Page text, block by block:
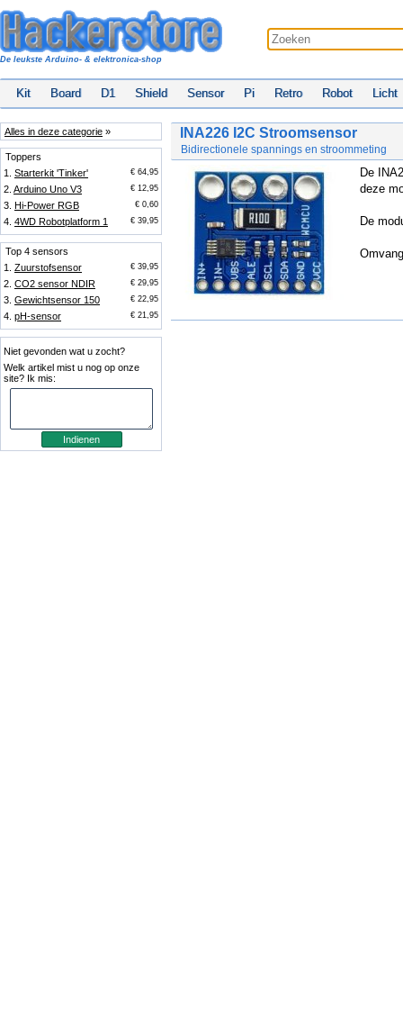
De leukste Arduino- & elektronica-shop
Kit Board D1 Shield Sensor Pi Retro Robot Licht
Alles in deze categorie »
Toppers
1. Starterkit 'Tinker' € 64,95
2. Arduino Uno V3 € 12,95
3. Hi-Power RGB € 0,60
4. 4WD Robotplatform 1 € 39,95
Top 4 sensors
1. Zuurstofsensor € 39,95
2. CO2 sensor NDIR € 29,95
3. Gewichtsensor 150 € 22,95
4. pH-sensor € 21,95
Niet gevonden wat u zocht?
Welk artikel mist u nog op onze
site? Ik mis:
INA226 I2C Stroomsensor
Bidirectionele spannings en stroommeting
De
deze
De